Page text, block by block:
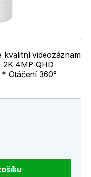
kvalitní videozáznam
2K 4MP QHD
Otáčení 360°